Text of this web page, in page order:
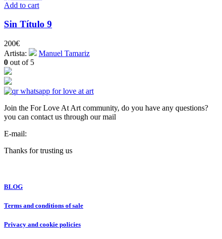
Add to cart
Sin Título 9
200€
Artista:
Manuel Tamariz
0 out of 5
Join the For Love At Art community, do you have any questions?
you can contact us through our mail
E-mail:
Thanks for trusting us
BLOG
Terms and conditions of sale
Privacy and cookie policies